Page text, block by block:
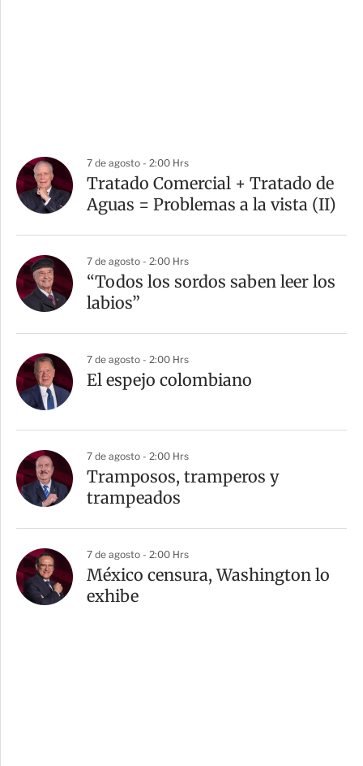
7 de agosto - 2:00 Hrs
Tratado Comercial + Tratado de
Aguas = Problemas a la vista (II)
7 de agosto - 2:00 Hrs
“Todos los sordos saben leer los
labios”
7 de agosto - 2:00 Hrs
El espejo colombiano
7 de agosto - 2:00 Hrs
Tramposos, tramperos y
trampeados
7 de agosto - 2:00 Hrs
México censura, Washington lo
exhibe